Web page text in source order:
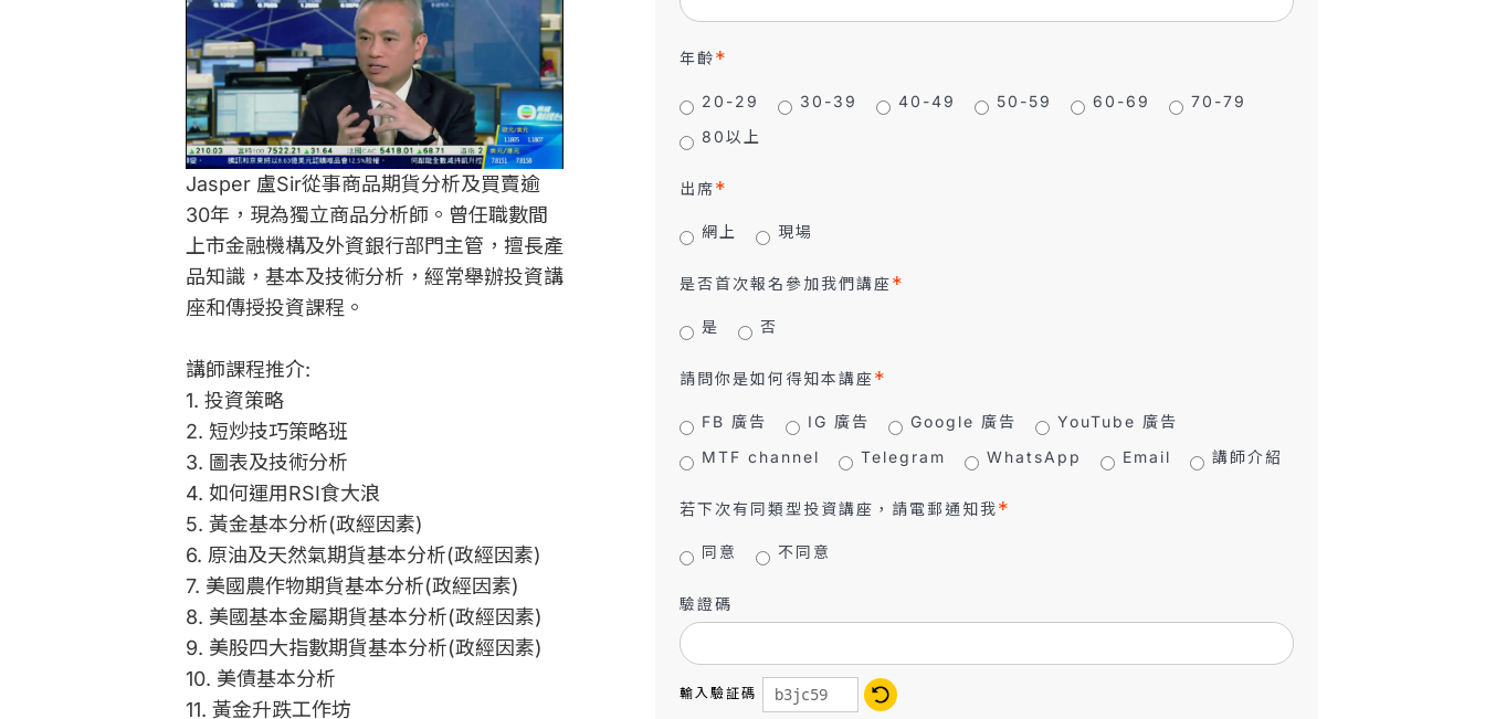
年齡
20-29 30-39 40-49 50-59 60-69
70-79
80以上
出席
網上 現場
是否首次報名參加我們講座
是 否
請問你是如何得知本講座
FB 廣告 IG 廣告 Google 廣告
YouTube 廣告
MTF channel
Telegram WhatsApp Email 講師介紹
若下次有同類型投資講座，請電郵通知我
同意 不同意
驗證碼
輸入驗証碼
Jasper 盧Sir從事商品期貨分析及買賣逾
30年，現為獨立商品分析師。曾任職數間
上市金融機構及外資銀行部門主管，擅長產
品知識，基本及技術分析，經常舉辦投資講
座和傳授投資課程。
講師課程推介:
1. 投資策略
2. 短炒技巧策略班
3. 圖表及技術分析
4. 如何運用RSI食大浪
5. 黃金基本分析(政經因素)
6. 原油及天然氣期貨基本分析(政經因素)
7. 美國農作物期貨基本分析(政經因素)
8. 美國基本金屬期貨基本分析(政經因素)
9. 美股四大指數期貨基本分析(政經因素)
10. 美債基本分析
11. 黃金升跌工作坊